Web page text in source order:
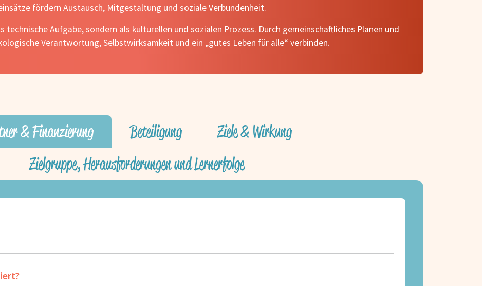
fördern Austausch, Mitgestaltung und soziale Verbundenheit.
technische Aufgabe, sondern als kulturellen und sozialen Prozess. Durch gemeinschaftliches Planen und
Verantwortung, Selbstwirksamkeit und ein „gutes Leben für alle“ verbinden.
& Finanzierung Beteiligung
Ziele & Wirkung
Zielgruppe, Herausforderungen und Lernerfolge